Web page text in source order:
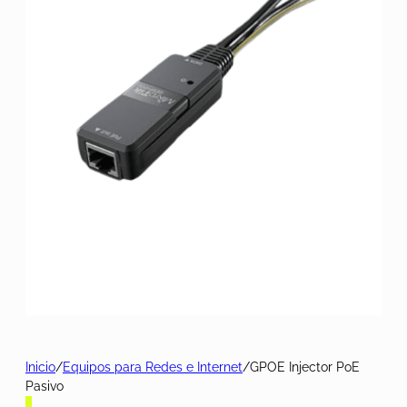
Inicio/Equipos para Redes e Internet/GPOE Injector PoE
Pasivo